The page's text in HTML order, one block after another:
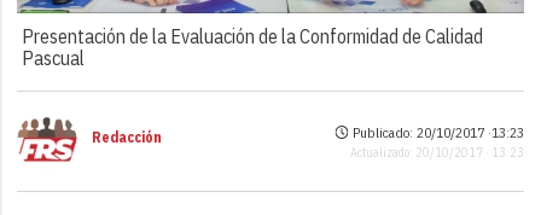
Presentación de la Evaluación de la Conformidad de Calidad
Pascual
Redacción Publicado: 20/10/2017 ·13:23
Actualizado: 20/10/2017 · 13:23